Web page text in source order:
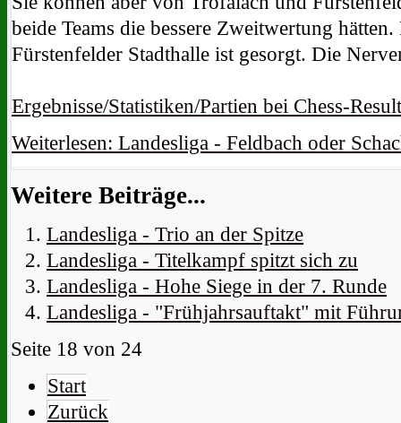
beide Teams die bessere Zweitwertung
Fürstenfelder Stadthalle ist gesorgt. Die
Ergebnisse/Statistiken/Partien bei Chess-
Weiterlesen: Landesliga - Feldbach oder
Weitere Beiträge...
Landesliga - Trio an der Spitze
Landesliga - Titelkampf spitzt sich zu
Landesliga - Hohe Siege in der 7. Runde
Landesliga - "Frühjahrsauftakt" mit
Seite 18 von 24
Start
Zurück